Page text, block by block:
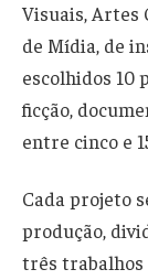
Visuais, Artes
de Mídia, de
escolhidos 10
ficção,
entre cinco e
Cada projeto
produção,
três trabalhos